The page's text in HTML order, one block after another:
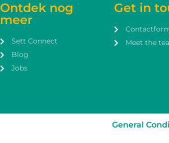
Ontdek nog
meer
Sett Connect
Blog
Jobs
Get in
Meet the
General